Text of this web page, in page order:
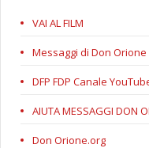
VAI AL FILM
Messaggi di Don
DFP FDP Canale
AIUTA MESSAGGI DON
Don Orione.org